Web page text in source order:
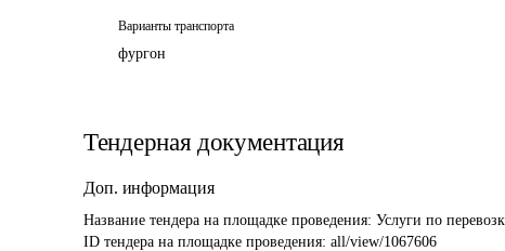
Варианты транспорта
фургон
Тендерная документация
Доп. информация
Название тендера на площадке проведения: Услуги по
ID тендера на площадке проведения: all/view/1067606